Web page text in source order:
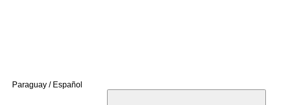
Paraguay / Español